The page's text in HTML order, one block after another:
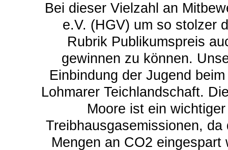
Bei dieser Vielzahl an
e.V. (HGV) um so stolzer
Rubrik Publikumspreis
gewinnen zu können.
Einbindung der Jugend
Lohmarer Teichlandschaft.
Moore ist ein
Treibhausgasemissionen,
Mengen an CO2